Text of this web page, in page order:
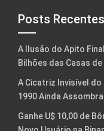
Posts Recentes
A Ilusão do Apito
Bilhões das Casas
A Cicatriz Invisível
1990 Ainda
Ganhe U$ 10,00 de